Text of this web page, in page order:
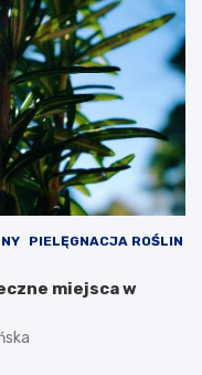
PIELĘGNACJA ROŚLIN
miejsca w